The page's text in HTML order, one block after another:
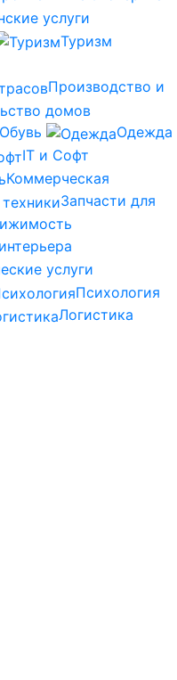
услуги
Туризм
Производство и
Обувь
Одежда
IT и Софт
Коммерческая
Запчасти для
услуги
Психология
Логистика